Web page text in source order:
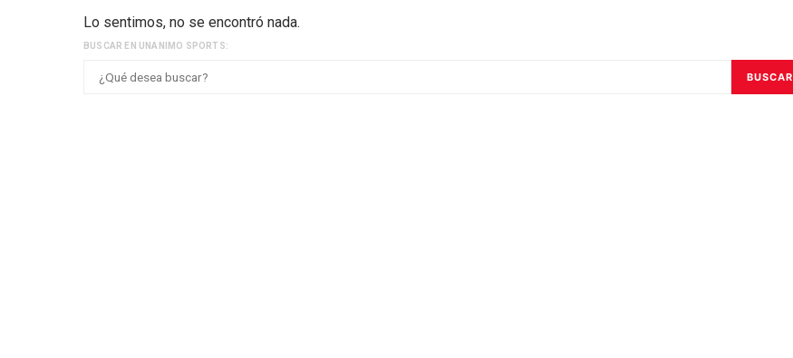
Lo sentimos, no se encontró nada.
BUSCAR EN UNANIMO SPORTS:
BUSCAR